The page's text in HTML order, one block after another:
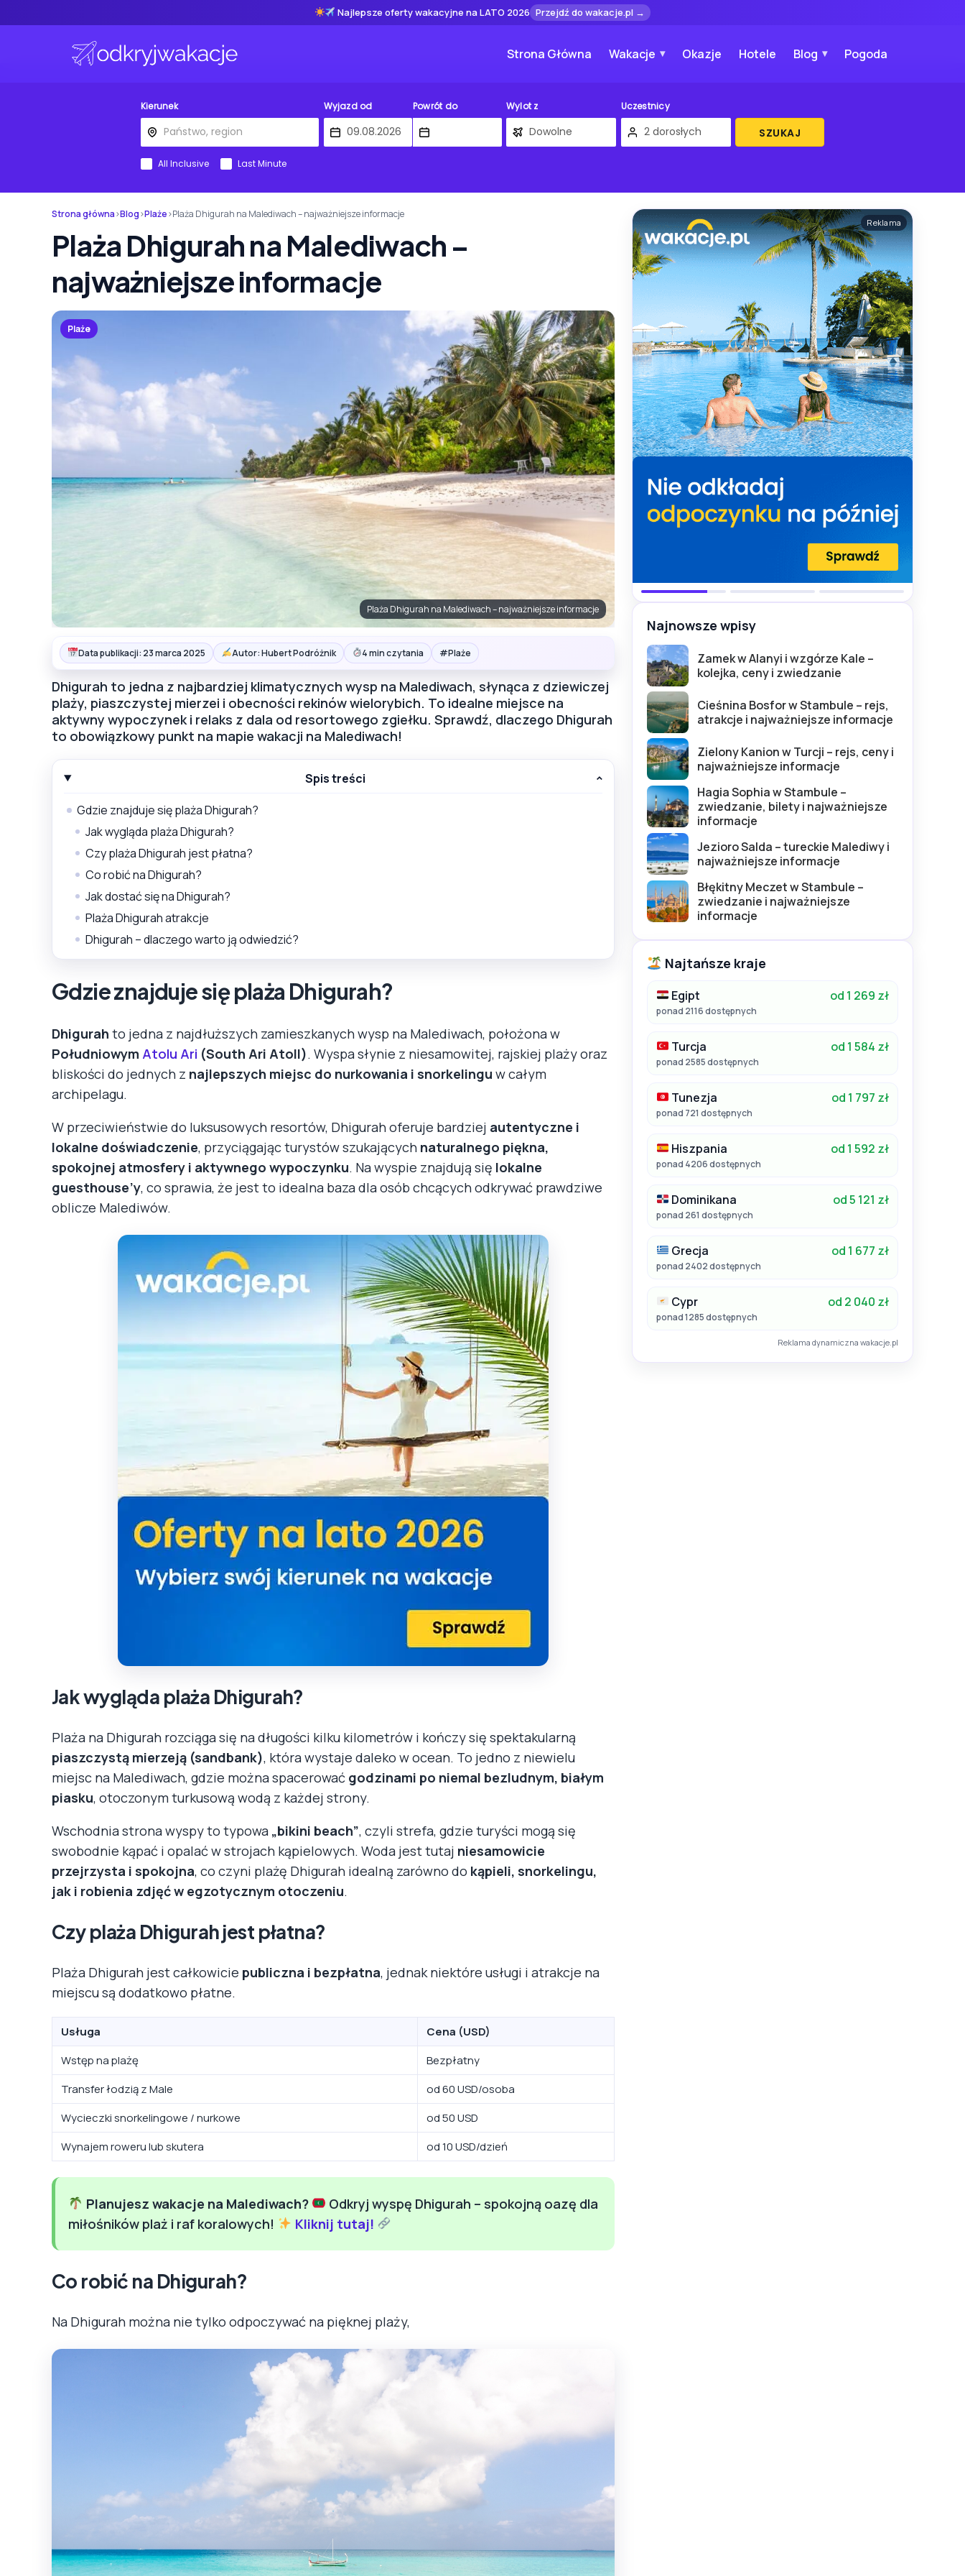
Najlepsze oferty wakacyjne na LATO 2026 Przejdź do wakacje.pl →
Strona Główna Wakacje Okazje Hotele Blog Pogoda
Kierunek Wyjazd od Powrót do Wylot z Uczestnicy
SZUKAJ
All Inclusive Last Minute
Strona główna›Blog›Plaże›Plaża Dhigurah na Malediwach – najważniejsze informacje
Plaża Dhigurah na Malediwach –
najważniejsze informacje
Plaże
Plaża Dhigurah na Malediwach – najważniejsze informacje
Data publikacji: 23 marca 2025 Autor: Hubert Podróżnik 4 min czytania #Plaże
Dhigurah to jedna z najbardziej klimatycznych wysp na Malediwach, słynąca z dziewiczej
plaży, piaszczystej mierzei i obecności rekinów wielorybich. To idealne miejsce na
aktywny wypoczynek i relaks z dala od resortowego zgiełku. Sprawdź, dlaczego Dhigurah
to obowiązkowy punkt na mapie wakacji na Malediwach!
Spis treści
Gdzie znajduje się plaża Dhigurah?
Jak wygląda plaża Dhigurah?
Czy plaża Dhigurah jest płatna?
Co robić na Dhigurah?
Jak dostać się na Dhigurah?
Plaża Dhigurah atrakcje
Dhigurah – dlaczego warto ją odwiedzić?
Gdzie znajduje się plaża Dhigurah?
Dhigurah to jedna z najdłuższych zamieszkanych wysp na Malediwach, położona w
Południowym Atolu Ari (South Ari Atoll). Wyspa słynie z niesamowitej, rajskiej plaży oraz
bliskości do jednych z najlepszych miejsc do nurkowania i snorkelingu w całym
archipelagu.
W przeciwieństwie do luksusowych resortów, Dhigurah oferuje bardziej autentyczne i
lokalne doświadczenie, przyciągając turystów szukających naturalnego piękna,
spokojnej atmosfery i aktywnego wypoczynku. Na wyspie znajdują się lokalne
guesthouse’y, co sprawia, że jest to idealna baza dla osób chcących odkrywać prawdziwe
oblicze Malediwów.
Jak wygląda plaża Dhigurah?
Plaża na Dhigurah rozciąga się na długości kilku kilometrów i kończy się spektakularną
piaszczystą mierzeją (sandbank), która wystaje daleko w ocean. To jedno z niewielu
miejsc na Malediwach, gdzie można spacerować godzinami po niemal bezludnym, białym
piasku, otoczonym turkusową wodą z każdej strony.
Wschodnia strona wyspy to typowa „bikini beach”, czyli strefa, gdzie turyści mogą się
swobodnie kąpać i opalać w strojach kąpielowych. Woda jest tutaj niesamowicie
przejrzysta i spokojna, co czyni plażę Dhigurah idealną zarówno do kąpieli, snorkelingu,
jak i robienia zdjęć w egzotycznym otoczeniu.
Czy plaża Dhigurah jest płatna?
Plaża Dhigurah jest całkowicie publiczna i bezpłatna, jednak niektóre usługi i atrakcje na
miejscu są dodatkowo płatne.
Usługa
Cena (USD)
Wstęp na plażę
Bezpłatny
Transfer łodzią z Male
od 60 USD/osoba
Wycieczki snorkelingowe / nurkowe
od 50 USD
Wynajem roweru lub skutera
od 10 USD/dzień
Planujesz wakacje na Malediwach?
Odkryj wyspę Dhigurah – spokojną oazę dla
miłośników plaż i raf koralowych!
Kliknij tutaj!
Co robić na Dhigurah?
Na Dhigurah można nie tylko odpoczywać na pięknej plaży,
Reklama
Najnowsze wpisy
Zamek w Alanyi i wzgórze Kale –
kolejka, ceny i zwiedzanie
Cieśnina Bosfor w Stambule – rejs,
atrakcje i najważniejsze informacje
Zielony Kanion w Turcji – rejs, ceny i
najważniejsze informacje
Hagia Sophia w Stambule –
zwiedzanie, bilety i najważniejsze
informacje
Jezioro Salda – tureckie Malediwy i
najważniejsze informacje
Błękitny Meczet w Stambule –
zwiedzanie i najważniejsze
informacje
Najtańsze kraje
Egipt od 1 269 zł
ponad 2116 dostępnych
Turcja od 1 584 zł
ponad 2585 dostępnych
Tunezja od 1 797 zł
ponad 721 dostępnych
Hiszpania od 1 592 zł
ponad 4206 dostępnych
Dominikana od 5 121 zł
ponad 261 dostępnych
Grecja od 1 677 zł
ponad 2402 dostępnych
Cypr od 2 040 zł
ponad 1285 dostępnych
Reklama dynamiczna wakacje.pl